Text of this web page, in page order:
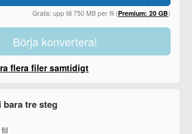
Gratis: upp till 750 MB per fil (Premium: 20 GB)
Börja konvertera!
flera filer samtidigt
tre steg